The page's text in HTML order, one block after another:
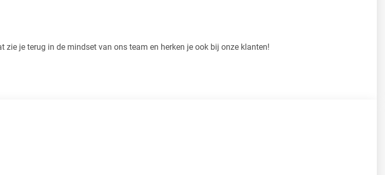
je terug in de mindset van ons team en herken je ook bij onze klanten!